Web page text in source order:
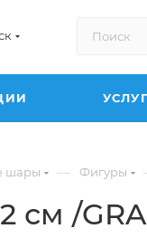
шары — Фигуры
см /